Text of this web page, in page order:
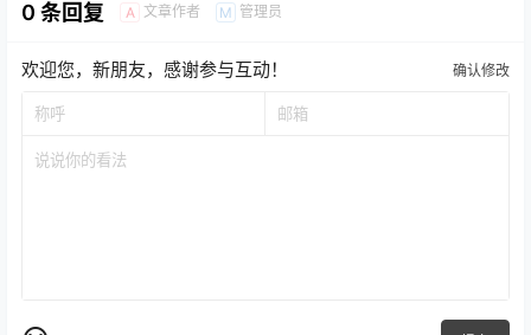
0 条回复 A 文章作者 M 管理员
欢迎您，新朋友，感谢参与互动！ 确认修改